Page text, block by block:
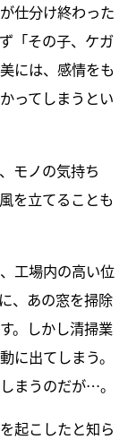
仕分け終わった
「その子、ケガ
には、感情をも
ってしまうとい
モノの気持ち
を立てることも
工場内の高い位
、あの窓を掃除
。しかし清掃業
に出てしまう。
まうのだが…。
起こしたと知ら